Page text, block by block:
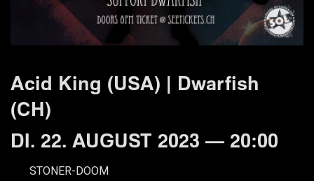
Acid King (USA) | Dwarfish
(CH)
DI. 22. AUGUST 2023 — 20:00
STONER-DOOM